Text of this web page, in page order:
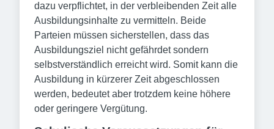
dazu verpflichtet, in der verbleibenden Zeit alle
Ausbildungsinhalte zu vermitteln. Beide
Parteien müssen sicherstellen, dass das
Ausbildungsziel nicht gefährdet sondern
selbstverständlich erreicht wird. Somit kann die
Ausbildung in kürzerer Zeit abgeschlossen
werden, bedeutet aber trotzdem keine höhere
oder geringere Vergütung.